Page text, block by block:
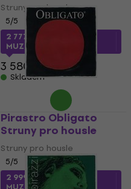
Struny pro housle
5/5
2 777 Kč
MUZMUZ-20
3 580 Kč
Skladem
Pirastro Obligato
Struny pro housle
Struny pro housle
5/5
2 999 Kč s kódem